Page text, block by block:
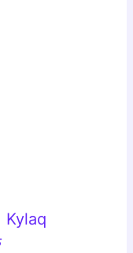
Kylaq